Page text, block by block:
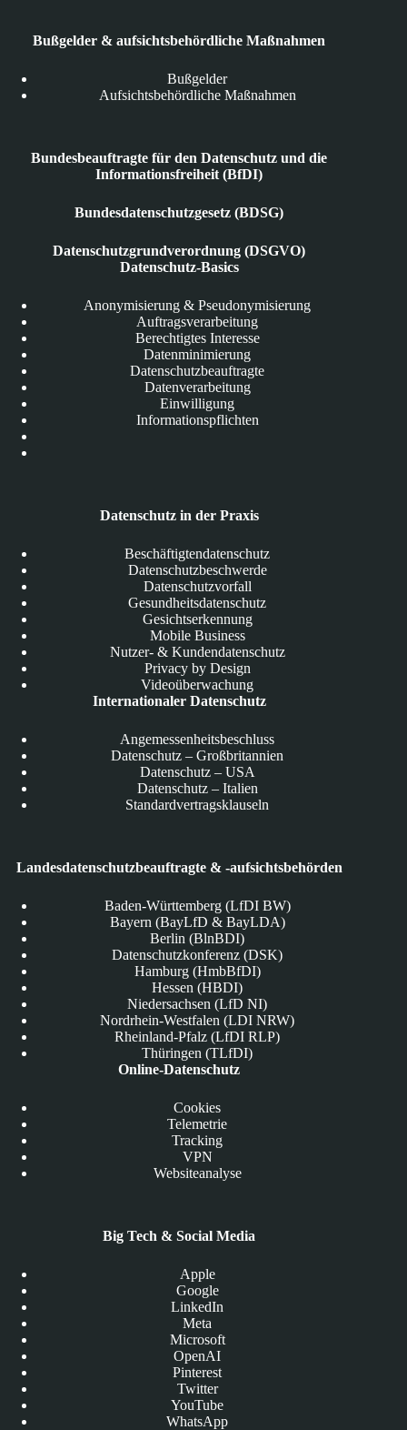
Bußgelder & aufsichtsbehördliche Maßnahmen
Bußgelder
Aufsichtsbehördliche Maßnahmen
Bundesbeauftragte für den Datenschutz und die
Informationsfreiheit (BfDI)
Bundesdatenschutzgesetz (BDSG)
Datenschutzgrundverordnung (DSGVO)
Datenschutz-Basics
Anonymisierung & Pseudonymisierung
Auftragsverarbeitung
Berechtigtes Interesse
Datenminimierung
Datenschutzbeauftragte
Datenverarbeitung
Einwilligung
Informationspflichten
Datenschutz in der Praxis
Beschäftigtendatenschutz
Datenschutzbeschwerde
Datenschutzvorfall
Gesundheitsdatenschutz
Gesichtserkennung
Mobile Business
Nutzer- & Kundendatenschutz
Privacy by Design
Videoüberwachung
Internationaler Datenschutz
Angemessenheitsbeschluss
Datenschutz – Großbritannien
Datenschutz – USA
Datenschutz – Italien
Standardvertragsklauseln
Landesdatenschutzbeauftragte & -aufsichtsbehörden
Baden-Württemberg (LfDI BW)
Bayern (BayLfD & BayLDA)
Berlin (BlnBDI)
Datenschutzkonferenz (DSK)
Hamburg (HmbBfDI)
Hessen (HBDI)
Niedersachsen (LfD NI)
Nordrhein-Westfalen (LDI NRW)
Rheinland-Pfalz (LfDI RLP)
Thüringen (TLfDI)
Online-Datenschutz
Cookies
Telemetrie
Tracking
VPN
Websiteanalyse
Big Tech & Social Media
Apple
Google
LinkedIn
Meta
Microsoft
OpenAI
Pinterest
Twitter
YouTube
WhatsApp